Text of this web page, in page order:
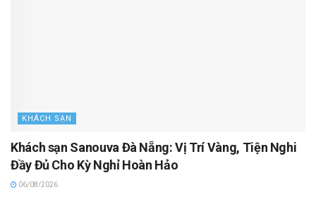
KHÁCH SẠN
Khách sạn Sanouva Đà Nẵng: Vị Trí Vàng, Tiện Nghi
Đầy Đủ Cho Kỳ Nghỉ Hoàn Hảo
06/08/2026